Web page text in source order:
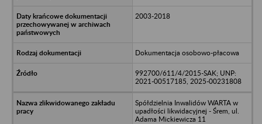
2003-2018
Dokumentacja osobowo-płacowa
992700/611/4/2015-SAK; UNP:
2021-00517185, 2025-00231808
Spółdzielnia Inwalidów WARTA w
upadłości likwidacyjnej - Śrem, ul.
Adama Mickiewicza 11